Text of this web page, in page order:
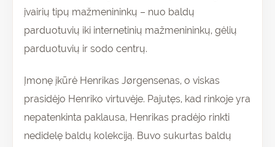
įvairių tipų mažmenininkų – nuo baldų
parduotuvių iki internetinių mažmenininkų, gėlių
parduotuvių ir sodo centrų.
Įmonę įkūrė Henrikas Jørgensenas, o viskas
prasidėjo Henriko virtuvėje. Pajutęs, kad rinkoje yra
nepatenkinta paklausa, Henrikas pradėjo rinkti
nedidelę baldų kolekciją. Buvo sukurtas baldų